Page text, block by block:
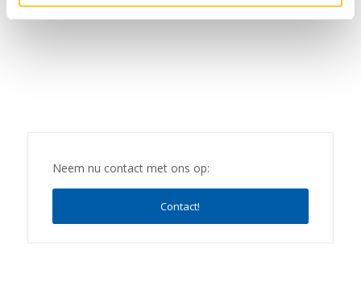
Neem nu contact met ons op:
Contact!